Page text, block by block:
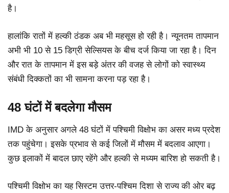
है।
हालांकि रातों में हल्की ठंडक अब भी महसूस हो रही है। न्यूनतम तापमान
अभी भी 10 से 15 डिग्री सेल्सियस के बीच दर्ज किया जा रहा है। दिन
और रात के तापमान में इस बड़े अंतर की वजह से लोगों को स्वास्थ्य
संबंधी दिक्कतों का भी सामना करना पड़ रहा है।
48 घंटों में बदलेगा मौसम
IMD के अनुसार अगले 48 घंटों में पश्चिमी विक्षोभ का असर मध्य प्रदेश
तक पहुंचेगा। इसके प्रभाव से कई जिलों में मौसम में बदलाव आएगा।
कुछ इलाकों में बादल छाए रहेंगे और हल्की से मध्यम बारिश हो सकती है।
पश्चिमी विक्षोभ का यह सिस्टम उत्तर-पश्चिम दिशा से राज्य की ओर बढ़